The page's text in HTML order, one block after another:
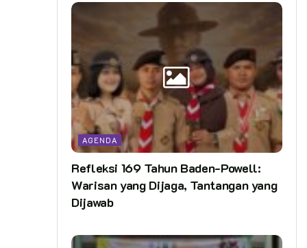
AGENDA
Refleksi 169 Tahun Baden-Powell:
Warisan yang Dijaga, Tantangan yang
Dijawab